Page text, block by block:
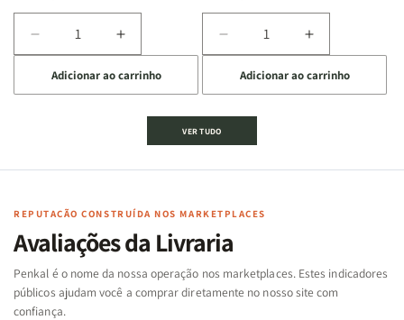
Diminuir
a
quantidade
de
Cartas
Famílias
Bíblia
-
Penkal
Aumentar
a
quantidade
de
Jogo
Cartas
Famílias
da
Bíblia
-
Penkal
Adicionar ao carrinho
Diminuir
a
quantidade
de
Jogo
|
de
Aumentar
a
quantidade
de
|
Adicionar ao carrinho
VER TUDO
REPUTAÇÃO CONSTRUÍDA NOS MARKETPLACES
Avaliações da Livraria
Penkal é o nome da nossa operação nos marketplaces. Estes indicadores
públicos ajudam você a comprar diretamente no nosso site com
confiança.